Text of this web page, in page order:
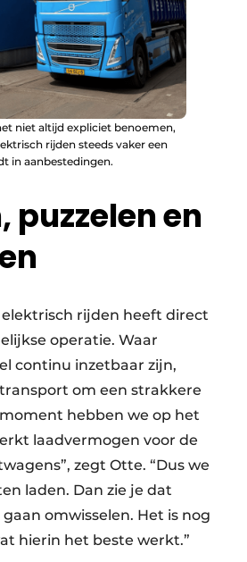
niet altijd expliciet benoemen,
rijden steeds vaker een
in aanbestedingen.
puzzelen en
rijden heeft direct
operatie. Waar
continu inzetbaar zijn,
om een strakkere
hebben we op het
laadvermogen voor de
zegt Otte. “Dus we
laden. Dan zie je dat
omwisselen. Het is nog
hierin het beste werkt.”